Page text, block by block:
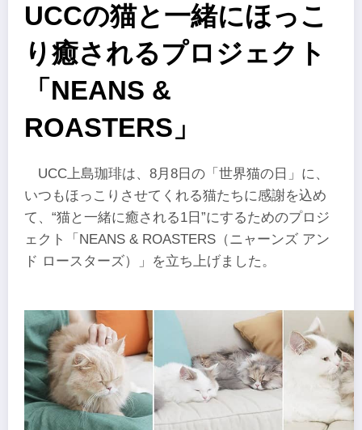
UCCの猫と一緒にほっこ
り癒されるプロジェクト
「NEANS &
ROASTERS」
UCC上島珈琲は、8月8日の「世界猫の日」に、
いつもほっこりさせてくれる猫たちに感謝を込め
て、“猫と一緒に癒される1日”にするためのプロジ
ェクト「NEANS & ROASTERS（ニャーンズ アン
ド ロースターズ）」を立ち上げました。